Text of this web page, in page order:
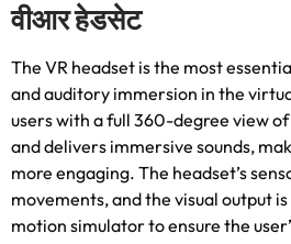
वीआर हेडसेट
The VR headset is the most
and auditory immersion in the
users with a full 360-degree view
and delivers immersive sounds,
more engaging. The headset’s
movements,and the visual output
motion simulator to ensure the